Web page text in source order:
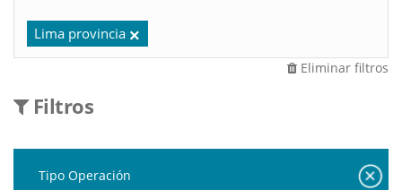
Lima provincia
Eliminar filtros
Filtros
Tipo Operación